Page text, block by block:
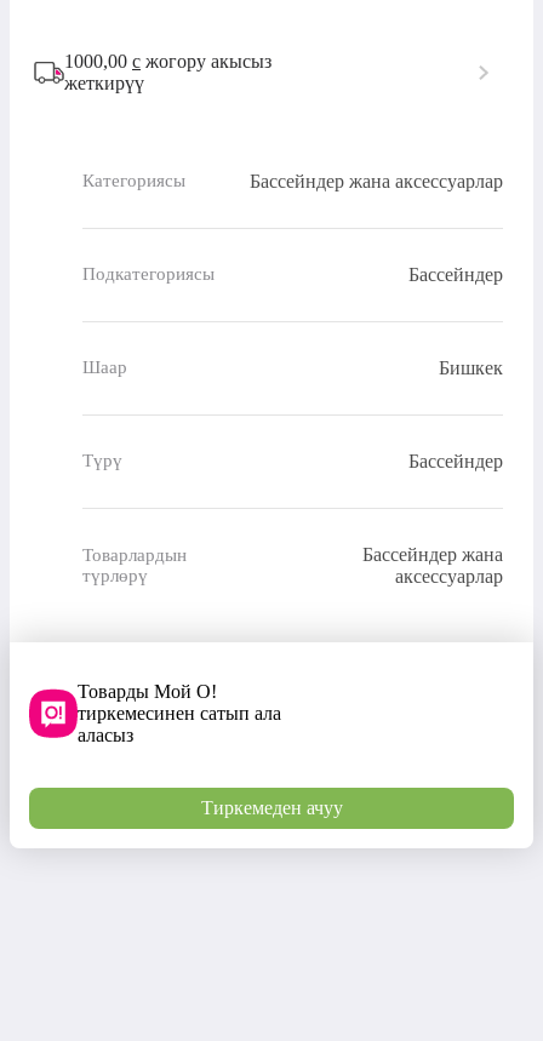
1000,00 с жогору акысыз
жеткирүү
Категориясы Бассейндер жана аксессуарлар
Подкатегориясы Бассейндер
Шаар Бишкек
Түрү Бассейндер
Товарлардын
түрлөрү
Бассейндер жана
аксессуарлар
Товарды Мой О!
тиркемесинен сатып ала
аласыз
Тиркемеден ачуу